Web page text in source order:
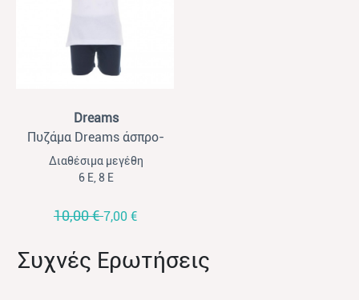
Dreams
Πυζάμα Dreams άσπρο-
μαρέν
Διαθέσιμα μεγέθη
6 Ε, 8 Ε
10,00 €7,00 €
Συχνές Ερωτήσεις